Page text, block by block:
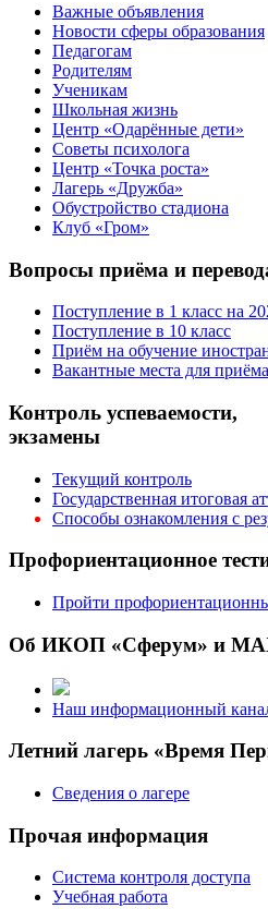
Важные объявления
Новости сферы образования
Педагогам
Родителям
Ученикам
Школьная жизнь
Центр «Одарённые дети»
Советы психолога
Центр «Точка роста»
Лагерь «Дружба»
Обустройство стадиона
Клуб «Гром»
Вопросы приёма и
Поступление в 1 класс на
Поступление в 10 класс
Приём на обучение
Вакантные места для
Контроль успеваемости,
экзамены
Текущий контроль
Государственная итоговая
Способы ознакомления с
Профориентационное
Пройти
Об ИКОП «Сферум» и
Наш информационный
Летний лагерь «Время
Сведения о лагере
Прочая информация
Система контроля доступа
Учебная работа